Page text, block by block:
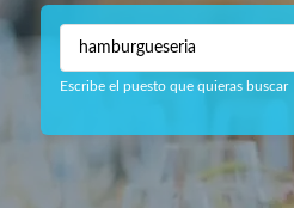
Escribe el puesto que quieras buscar